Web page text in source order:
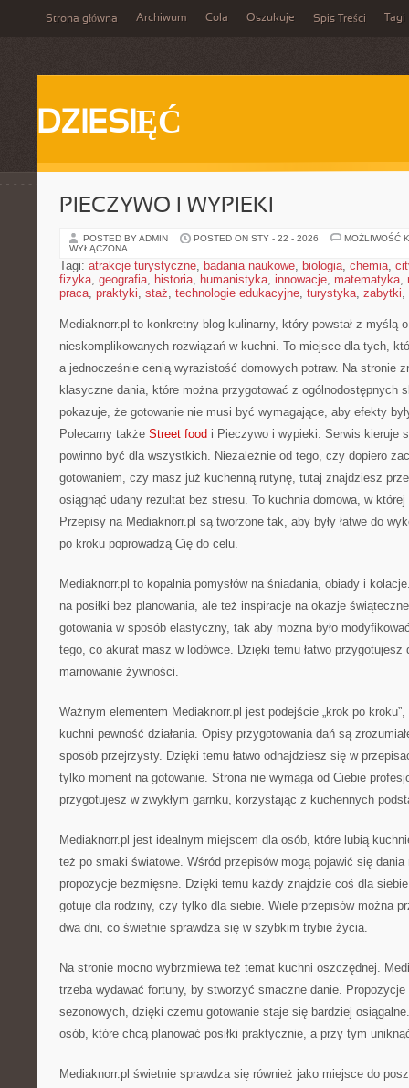
Strona główna Archiwum Cola Oszukuje Spis Treści Tagi
DZIESIĘĆ
PIECZYWO I WYPIEKI
POSTED BY ADMIN POSTED ON STY - 22 - 2026
MOŻLIWOŚĆ
WYŁĄCZONA
Tagi: atrakcje turystyczne, badania naukowe, biologia, chemia,
fizyka, geografia, historia, humanistyka, innowacje, matematyka,
praca, praktyki, staż, technologie edukacyjne, turystyka, zabytki,
Mediaknorr.pl to konkretny blog kulinarny, który powstał z myślą
nieskomplikowanych rozwiązań w kuchni. To miejsce dla tych,
a jednocześnie cenią wyrazistość domowych potraw. Na stronie
klasyczne dania, które można przygotować z ogólnodostępnych
pokazuje, że gotowanie nie musi być wymagające, aby efekty
Polecamy także Street food i Pieczywo i wypieki. Serwis kieruje
powinno być dla wszystkich. Niezależnie od tego, czy dopiero
gotowaniem, czy masz już kuchenną rutynę, tutaj znajdziesz
osiągnąć udany rezultat bez stresu. To kuchnia domowa, w
Przepisy na Mediaknorr.pl są tworzone tak, aby były łatwe do
po kroku poprowadzą Cię do celu.
Mediaknorr.pl to kopalnia pomysłów na śniadania, obiady i
na posiłki bez planowania, ale też inspiracje na okazje
gotowania w sposób elastyczny, tak aby można było
tego, co akurat masz w lodówce. Dzięki temu łatwo
marnowanie żywności.
Ważnym elementem Mediaknorr.pl jest podejście „krok po
kuchni pewność działania. Opisy przygotowania dań są
sposób przejrzysty. Dzięki temu łatwo odnajdziesz się w
tylko moment na gotowanie. Strona nie wymaga od Ciebie
przygotujesz w zwykłym garnku, korzystając z kuchennych
Mediaknorr.pl jest idealnym miejscem dla osób, które lubią
też po smaki światowe. Wśród przepisów mogą pojawić się
propozycje bezmięsne. Dzięki temu każdy znajdzie coś dla
gotuje dla rodziny, czy tylko dla siebie. Wiele przepisów można
dwa dni, co świetnie sprawdza się w szybkim trybie życia.
Na stronie mocno wybrzmiewa też temat kuchni oszczędnej.
trzeba wydawać fortuny, by stworzyć smaczne danie.
sezonowych, dzięki czemu gotowanie staje się bardziej
osób, które chcą planować posiłki praktycznie, a przy tym
Mediaknorr.pl świetnie sprawdza się również jako miejsce do